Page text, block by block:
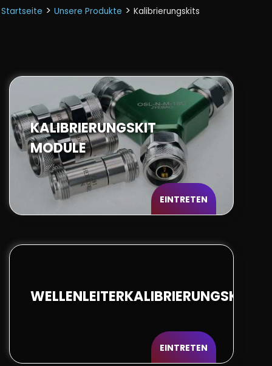
Startseite > Unsere Produkte > Kalibrierungskits
KALIBRIERUNGSKIT
MODULE
EINTRETEN
WELLENLEITERKALIBRIERUNGSKIT
EINTRETEN